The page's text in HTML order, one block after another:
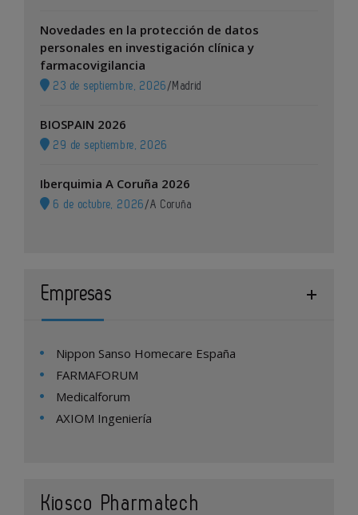
Novedades en la protección de datos
personales en investigación clínica y
farmacovigilancia
23 de septiembre, 2026 / Madrid
BIOSPAIN 2026
29 de septiembre, 2026
Iberquimia A Coruña 2026
6 de octubre, 2026 /A Coruña
Empresas
Nippon Sanso Homecare España
FARMAFORUM
Medicalforum
AXIOM Ingeniería
Kiosco Pharmatech